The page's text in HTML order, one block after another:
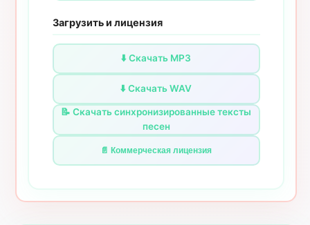
Загрузить и лицензия
⬇️ Скачать MP3
⬇️ Скачать WAV
📝 Скачать синхронизированные тексты
песен
📄 Коммерческая лицензия